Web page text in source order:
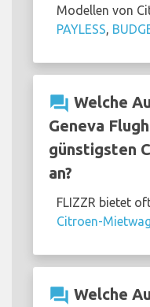
Modellen von
PAYLESS,
question_answer Welche
Geneva
günstigsten
an?
FLIZZR bietet
Citroen-
question_answer Welche